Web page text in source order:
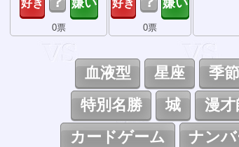
0票 0票
血液型
星座 季節
特別名勝
城 漫才
カードゲーム
ナン